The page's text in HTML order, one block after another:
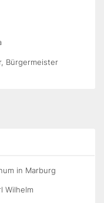
Bürgermeister
in Marburg
Wilhelm